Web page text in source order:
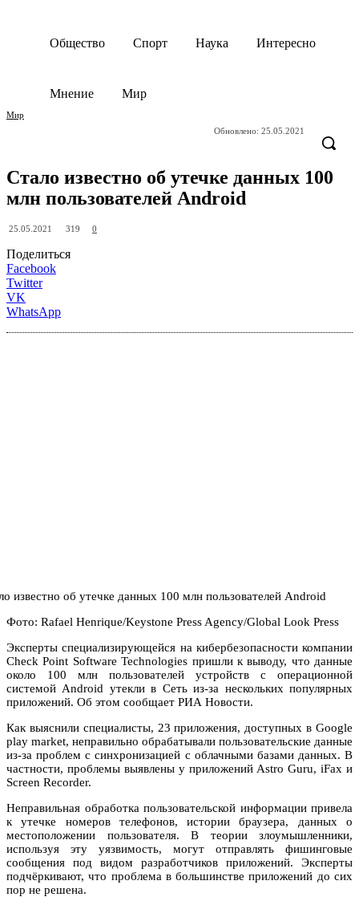
Общество Спорт Наука Интересно
Мнение Мир
Мир
Обновлено: 25.05.2021
Стало известно об утечке данных 100
млн пользователей Android
25.05.2021 319 0
Поделиться
Facebook
Twitter
VK
WhatsApp
Фото: Rafael Henrique/Keystone Press Agency/Global Look Press
Эксперты специализирующейся на кибербезопасности компании
Check Point Software Technologies пришли к выводу, что данные
около 100 млн пользователей устройств с операционной
системой Android утекли в Сеть из-за нескольких популярных
приложений. Об этом сообщает РИА Новости.
Как выяснили специалисты, 23 приложения, доступных в Google
play market, неправильно обрабатывали пользовательские данные
из-за проблем с синхронизацией с облачными базами данных. В
частности, проблемы выявлены у приложений Astro Guru, iFax и
Screen Recorder.
Неправильная обработка пользовательской информации привела
к утечке номеров телефонов, истории браузера, данных о
местоположении пользователя. В теории злоумышленники,
используя эту уязвимость, могут отправлять фишинговые
сообщения под видом разработчиков приложений. Эксперты
подчёркивают, что проблема в большинстве приложений до сих
пор не решена.